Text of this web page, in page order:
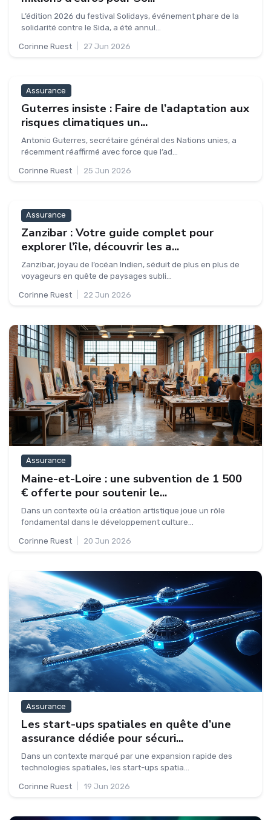
L’édition 2026 du festival Solidays, événement phare de la
solidarité contre le Sida, a été annul...
Corinne Ruest 27 Jun 2026
Assurance
Guterres insiste : Faire de l’adaptation aux
risques climatiques un...
Antonio Guterres, secrétaire général des Nations unies, a
récemment réaffirmé avec force que l’ad...
Corinne Ruest 25 Jun 2026
Assurance
Zanzibar : Votre guide complet pour
explorer l’île, découvrir les a...
Zanzibar, joyau de l’océan Indien, séduit de plus en plus de
voyageurs en quête de paysages subli...
Corinne Ruest 22 Jun 2026
Assurance
Maine-et-Loire : une subvention de 1 500
€ offerte pour soutenir le...
Dans un contexte où la création artistique joue un rôle
fondamental dans le développement culture...
Corinne Ruest 20 Jun 2026
Assurance
Les start-ups spatiales en quête d’une
assurance dédiée pour sécuri...
Dans un contexte marqué par une expansion rapide des
technologies spatiales, les start-ups spatia...
Corinne Ruest 19 Jun 2026